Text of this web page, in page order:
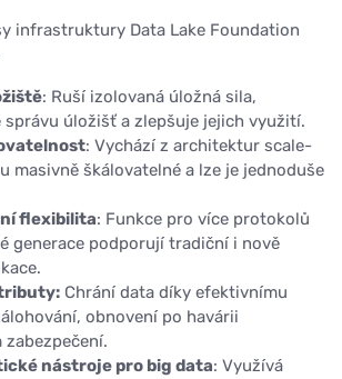
infrastruktury Data Lake Foundation
: Ruší izolovaná úložná sila,
správu úložišť a zlepšuje jejich využití.
: Vychází z architektur scale-
masivně škálovatelné a lze je jednoduše
flexibilita: Funkce pro více protokolů
generace podporují tradiční i nově
Chrání data díky efektivnímu
obnovení po havárii
nástroje pro big data: Využívá